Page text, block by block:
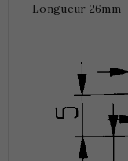
Longueur 26mm